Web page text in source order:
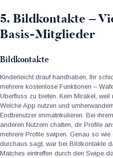
5. Bildkontakte –
Basis-Mitglieder
Bildkontakte
Kinderleicht drauf handhaben, Ihr
mehrere kostenlose Funktionen –
Uberfluss zu bieten. Kein Mirakel,
Welche App nutzen und
Endbenutzer immatrikulieren. Bei
anderen Nutzern chatten, dir Profile
mehrere Profile swipen. Genau so
durchaus sagt, war bei Bildkontakte
Matches eintreffen durch den Swipe